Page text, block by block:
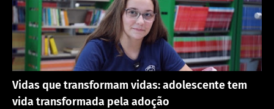
Vidas que transformam vidas: adolescente tem
vida transformada pela adoção